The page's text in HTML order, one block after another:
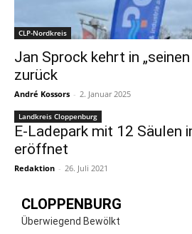
CLP-Nordkreis
Jan Sprock kehrt in
zurück
André Kossors - 2. Januar 2025
Landkreis Cloppenburg
E-Ladepark mit 12 Säulen
eröffnet
Redaktion - 26. Juli 2021
CLOPPENBURG
Überwiegend Bewölkt